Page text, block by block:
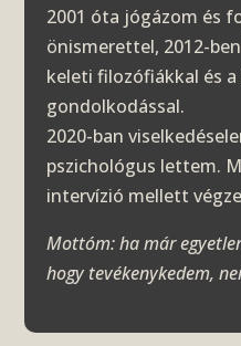
2001 óta jógázom és
önismerettel, 2012-
keleti filozófiákkal és
gondolkodással.
2020-ban
pszichológus lettem.
intervízió mellett
Mottóm: ha már
hogy tevékenykedem,